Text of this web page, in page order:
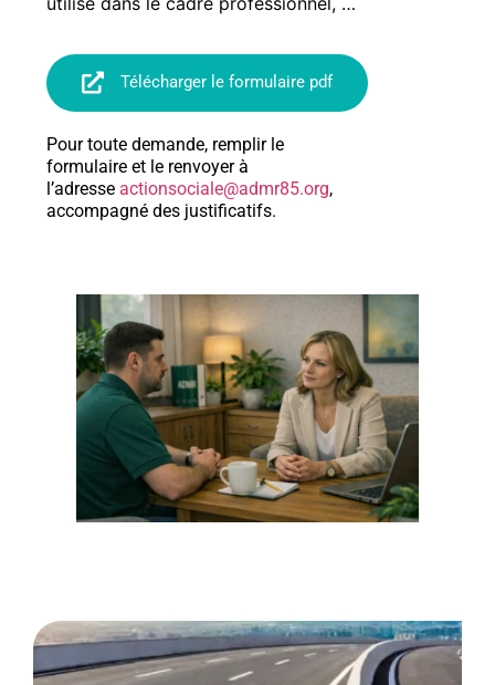
Télécharger le formulaire pdf
Pour toute demande, remplir le
formulaire et le renvoyer à
l’adresse actionsociale@admr85.org,
accompagné des justificatifs.